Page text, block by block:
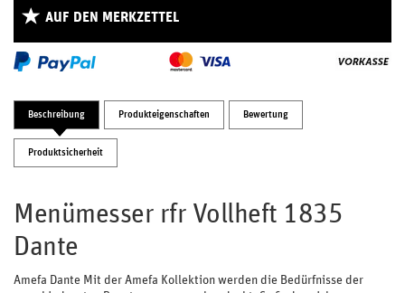
AUF DEN MERKZETTEL
Beschreibung Produkteigenschaften Bewertung
Produktsicherheit
Menümesser rfr Vollheft 1835
Dante
Amefa Dante Mit der Amefa Kollektion werden die Bedürfnisse der